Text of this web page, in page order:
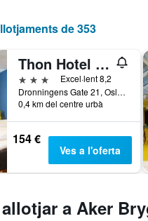
de 353
Thon Hotel Astoria
3 estrellesExcel·lent 8,2
Dronningens Gate 21, Oslo, Oslo, Noruega
0,4 km del centre urbà
154 €
Ves a l'oferta
a Aker